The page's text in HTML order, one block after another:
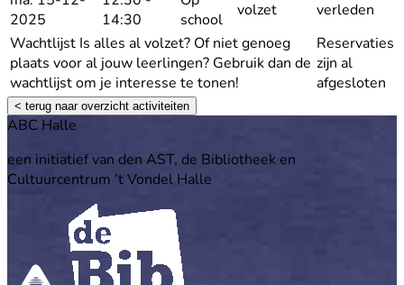
2025
14:30
school
volzet
verleden
Wachtlijst Is alles al volzet? Of niet genoeg
plaats voor al jouw leerlingen? Gebruik dan de
wachtlijst om je interesse te tonen!
Reservaties
zijn al
afgesloten
< terug naar overzicht activiteiten
Footer
ABC Halle
een initiatief van den AST, de Bibliotheek en
Cultuurcentrum ’t Vondel Halle